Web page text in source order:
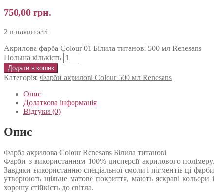
750,00 грн.
2 в наявності
Акрилова фарба Colour 01 Білила титанові 500 мл Renesans
Польша кількість
Додати в кошик
Категорія: Фарби акрилові Colour 500 мл Renesans
Опис
Додаткова інформація
Відгуки (0)
Опис
Фарба акрилова Colour Renesans Білила титанові
Фарби з використанням 100% дисперсії акрилового полімеру.
Завдяки використанню спеціальної смоли і пігментів ці фарби
утворюють щільне матове покриття, мають яскраві кольори і
хорошу стійкість до світла.